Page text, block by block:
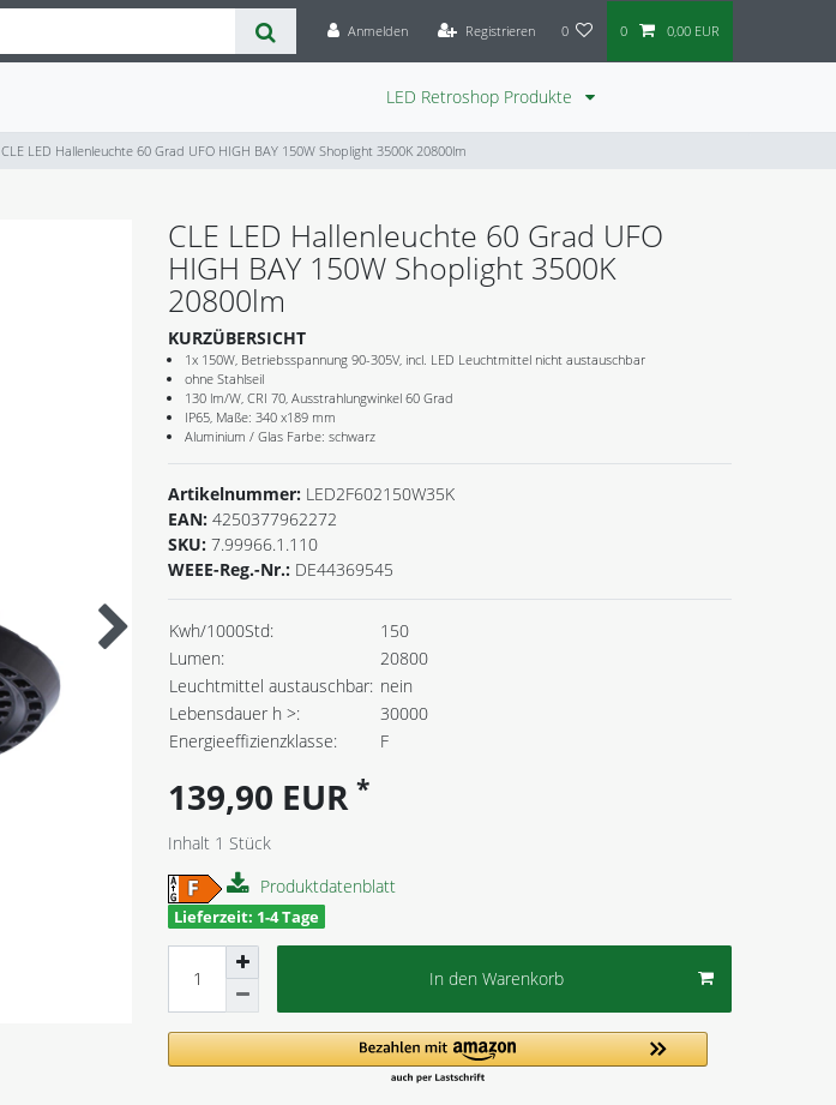
Anmelden Registrieren 0 0 0,00 EUR
LED Retroshop Produkte
CLE LED Hallenleuchte 60 Grad UFO HIGH BAY 150W Shoplight 3500K 20800lm
CLE LED Hallenleuchte 60 Grad UFO
HIGH BAY 150W Shoplight 3500K
20800lm
KURZÜBERSICHT
1x 150W, Betriebsspannung 90-305V, incl. LED Leuchtmittel nicht austauschbar
ohne Stahlseil
130 lm/W, CRI 70, Ausstrahlungwinkel 60 Grad
IP65, Maße: 340 x189 mm
Aluminium / Glas Farbe: schwarz
Artikelnummer: LED2F602150W35K
EAN: 4250377962272
SKU: 7.99966.1.110
WEEE-Reg.-Nr.: DE44369545
Kwh/1000Std:
150
Lumen:
20800
Leuchtmittel austauschbar: nein
Lebensdauer h >:
30000
Energieeffizienzklasse:
F
139,90 EUR *
Inhalt 1 Stück
Produktdatenblatt
Lieferzeit: 1-4 Tage
In den Warenkorb